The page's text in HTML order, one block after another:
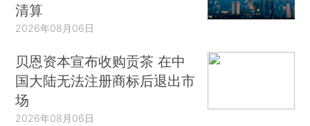
清算
2026年08月06日
贝恩资本宣布收购贡茶 在中
国大陆无法注册商标后退出市
场
2026年08月06日